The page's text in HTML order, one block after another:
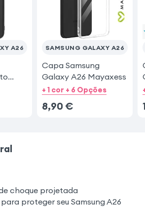
A54 5G
A26 SAMSUNG GALAXY A26
Capa Samsung
Galaxy A26 Mayaxess
+ 1 cor + 6 Opções
8,90 €
choque projetada
proteger seu Samsung A26